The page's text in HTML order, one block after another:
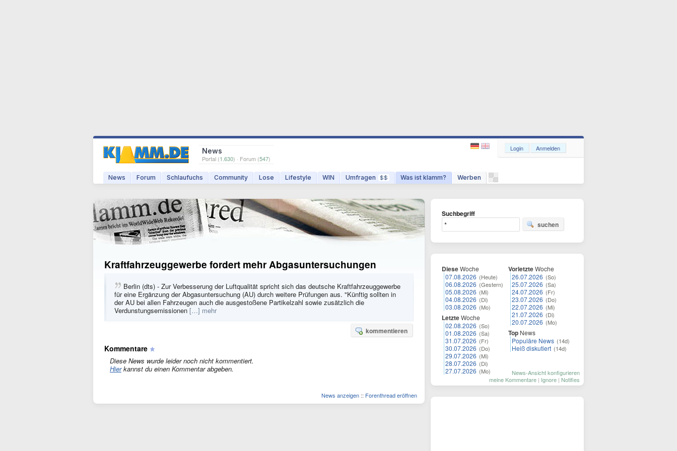
News
Portal (1.630) · Forum (547)
News Forum Schlaufuchs Community Lose Lifestyle WIN Umfragen $$ Was ist klamm? Werben
Login Anmelden
Kraftfahrzeuggewerbe fordert mehr Abgasuntersuchungen
Berlin (dts) - Zur Verbesserung der Luftqualität spricht sich das deutsche Kraftfahrzeuggewerbe
für eine Ergänzung der Abgasuntersuchung (AU) durch weitere Prüfungen aus. "Künftig sollten in
der AU bei allen Fahrzeugen auch die ausgestoßene Partikelzahl sowie zusätzlich die
Verdunstungsemissionen […] mehr
kommentieren
Kommentare
Diese News wurde leider noch nicht kommentiert.
Hierkannst du einen Kommentar abgeben.
News anzeigen :: Forenthread eröffnen
Suchbegriff
suchen
DieseWoche
07.08.2026 (Heute)
06.08.2026 (Gestern)
05.08.2026 (Mi)
04.08.2026 (Di)
03.08.2026 (Mo)
LetzteWoche
02.08.2026 (So)
01.08.2026 (Sa)
31.07.2026 (Fr)
30.07.2026 (Do)
29.07.2026 (Mi)
28.07.2026 (Di)
27.07.2026 (Mo)
VorletzteWoche
26.07.2026 (So)
25.07.2026 (Sa)
24.07.2026 (Fr)
23.07.2026 (Do)
22.07.2026 (Mi)
21.07.2026 (Di)
20.07.2026 (Mo)
Top News
Populäre News (14d)
Heiß diskutiert (14d)
News-Ansicht konfigurieren
meine Kommentare | Ignore | Notifies